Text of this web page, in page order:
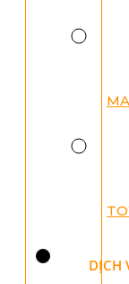
DỊCH